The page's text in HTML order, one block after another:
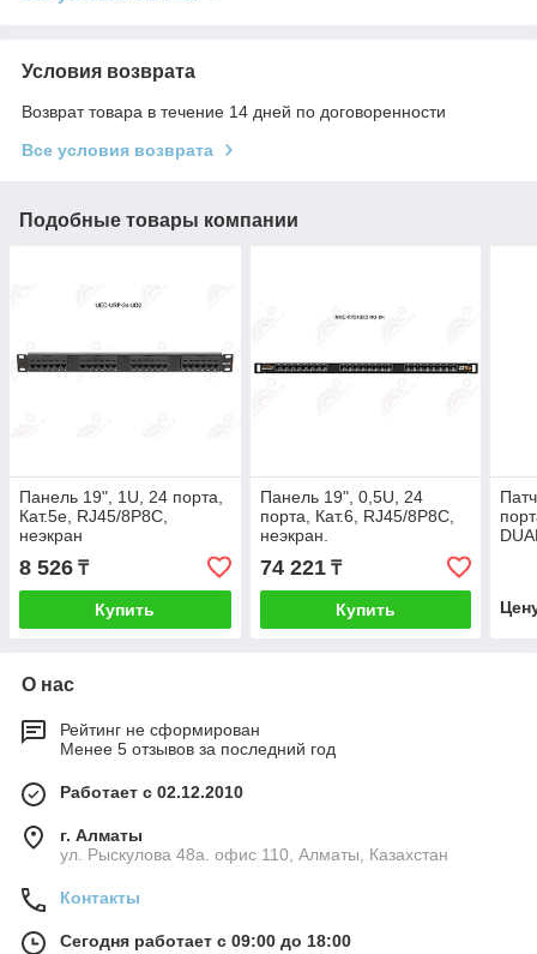
Условия возврата
Возврат товара в течение 14 дней по договоренности
Все условия возврата
Подобные товары компании
Панель 19", 1U, 24 порта,
Кат.5e, RJ45/8P8C,
неэкран
8 526 ₸
Купить
Панель 19", 0,5U, 24
порта, Кат.6, RJ45/8P8C,
неэкран.
74 221₸
Купить
О нас
Рейтинг не сформирован
Менее 5 отзывов за последний год
Работает с 02.12.2010
г. Алматы
ул. Рыскулова 48а. офис 110, Алматы, Казахстан
Контакты
Сегодня работает с 09:00 до 18:00